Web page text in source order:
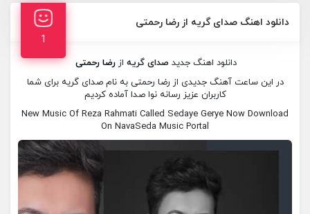
دانلود اهنگ صدای گریه از رضا رحمتی
1
دانلود اهنگ جدید صدای گریه ازرضا رحمتی
در این ساعت آهنگ جدیدی از رضا رحمتی به نام صدای گریه برای شما
کاربران عزیز رسانه نوا صدا آماده کردیم
New Music Of Reza Rahmati Called Sedaye Gerye Now Download
On NavaSeda Music Portal